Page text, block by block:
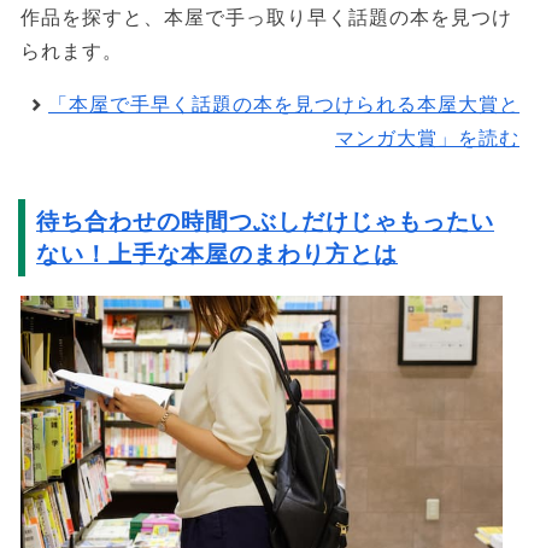
作品を探すと、本屋で手っ取り早く話題の本を見つけ
られます。
「本屋で手早く話題の本を見つけられる本屋大賞と
マンガ大賞」を読む
待ち合わせの時間つぶしだけじゃもったい
ない！上手な本屋のまわり方とは